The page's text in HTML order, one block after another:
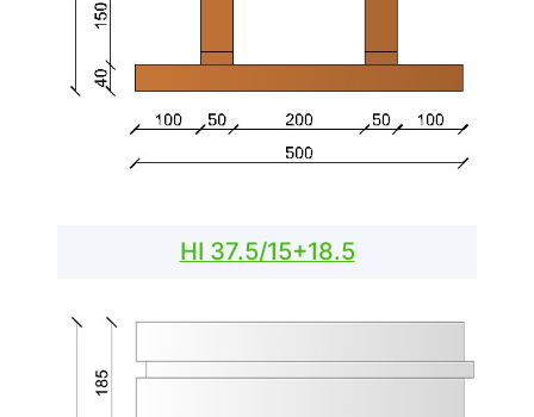
HI 37.5/15+18.5